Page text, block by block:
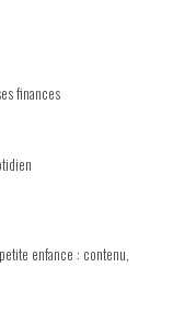
finances
enfance : contenu,